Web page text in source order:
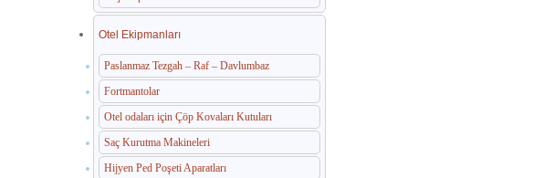
Otel Ekipmanları
Paslanmaz Tezgah – Raf – Davlumbaz
Fortmantolar
Otel odaları için Çöp Kovaları Kutuları
Saç Kurutma Makineleri
Hijyen Ped Poşeti Aparatları